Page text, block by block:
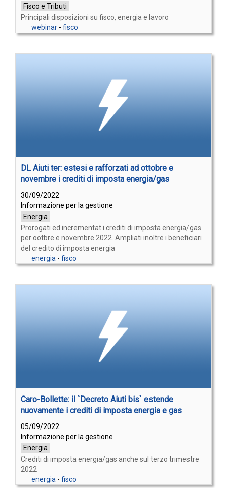
Fisco e Tributi
Principali disposizioni su fisco, energia e lavoro
webinar- fisco
DL Aiuti ter: estesi e rafforzati ad ottobre e
novembre i crediti di imposta energia/gas
30/09/2022
Informazione per la gestione
Energia
Prorogati ed incrementat i crediti di imposta energia/gas
per ootbre e novembre 2022. Ampliati inoltre i beneficiari
del credito di imposta energia
energia- fisco
Caro-Bollette: il `Decreto Aiuti bis` estende
nuovamente i crediti di imposta energia e gas
05/09/2022
Informazione per la gestione
Energia
Crediti di imposta energia/gas anche sul terzo trimestre
2022
energia - fisco